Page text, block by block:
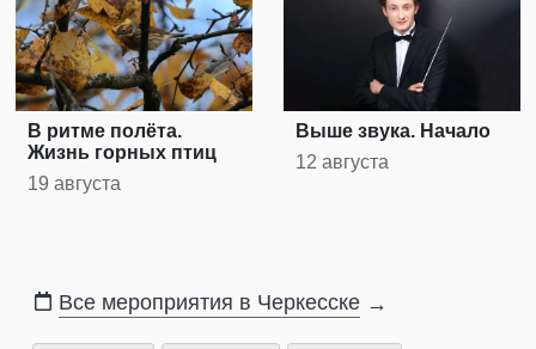
В ритме полёта.
Жизнь горных птиц
19 августа
Выше звука. Начало
12 августа
Все мероприятия в Черкесске →